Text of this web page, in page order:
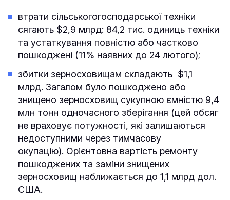
втрати сільськогогосподарської техніки
сягають $2,9 млрд: 84,2 тис. одиниць техніки
та устаткування повністю або частково
пошкоджені (11% наявних до 24 лютого);
збитки зерносховищам складають $1,1
млрд. Загалом було пошкоджено або
знищено зерносховищ сукупною ємністю 9,4
млн тонн одночасного зберігання (цей обсяг
не враховує потужності, які залишаються
недоступними через тимчасову
окупацію). Орієнтовна вартість ремонту
пошкоджених та заміни знищених
зерносховищ наближається до 1,1 млрд дол.
США.